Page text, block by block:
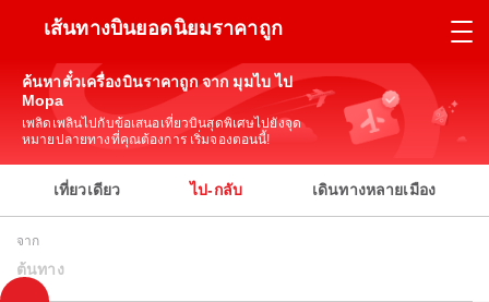
เส้นทางบินยอดนิยมราคาถูก
ค้นหาตั๋วเครื่องบินราคาถูก จาก มุมไบ ไป
Mopa
เพลิดเพลินไปกับข้อเสนอเที่ยวบินสุดพิเศษไปยังจุด
หมายปลายทางที่คุณต้องการ เริ่มจองตอนนี้!
เที่ยวเดียว ไป-กลับ เดินทางหลายเมือง
จาก
ต้นทาง